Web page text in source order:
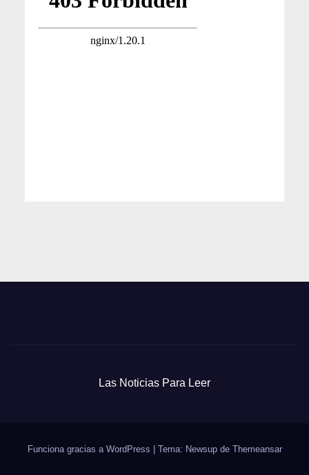
Las Noticias Para Leer
Funciona gracias a WordPress Tema: Newsup de Themeansar